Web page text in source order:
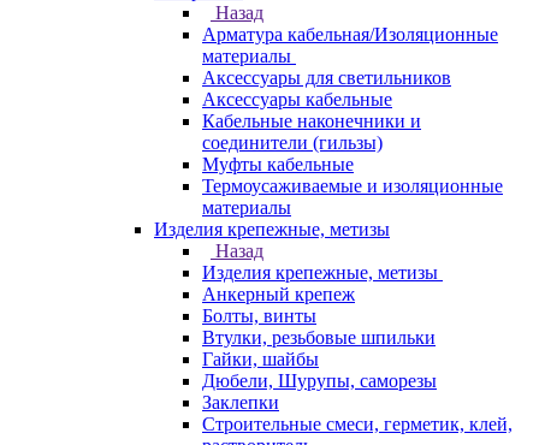
Назад
Арматура кабельная/Изоляционные
материалы
Аксессуары для светильников
Аксессуары кабельные
Кабельные наконечники и
соединители (гильзы)
Муфты кабельные
Термоусаживаемые и изоляционные
материалы
Изделия крепежные, метизы
Назад
Изделия крепежные, метизы
Анкерный крепеж
Болты, винты
Втулки, резьбовые шпильки
Гайки, шайбы
Дюбели, Шурупы, саморезы
Заклепки
Строительные смеси, герметик, клей,